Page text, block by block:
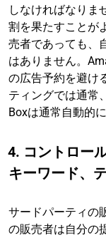
しなければなりま
割を果たすことが
売者であっても、
はありません。
の広告予約を避け
ティングでは通常
Boxは通常自動的
4. コントロー
キーワード、
サードパーティの
の販売者は自分の